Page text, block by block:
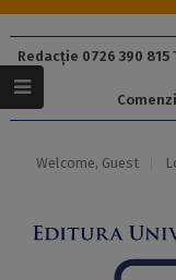
Redacție 0726 390
Welcome, Guest